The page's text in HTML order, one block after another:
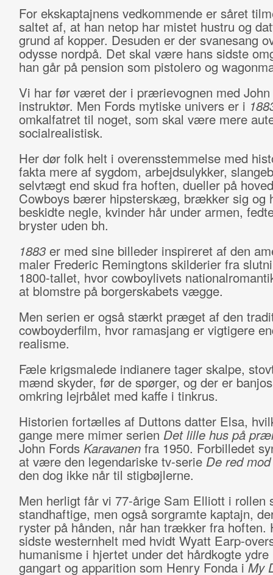
For ekskaptajnens vedkommende er såret
saltet af, at han netop har mistet hustru og
grund af kopper. Desuden er der svanesang
odysse nordpå. Det skal være hans sidste
han går på pension som pistolero og
Vi har før været der i prærievognen med John
instruktør. Men Fords mytiske univers er i
omkalfatret til noget, som skal være mere
socialrealistisk.
Her dør folk helt i overensstemmelse med
fakta mere af sygdom, arbejdsulykker,
selvtægt end skud fra hoften, dueller på
Cowboys bærer hipsterskæg, brækker sig og
beskidte negle, kvinder hår under armen,
bryster uden bh.
1883er med sine billeder inspireret af den
maler Frederic Remingtons skilderier fra
1800-tallet, hvor cowboylivets
at blomstre på borgerskabets vægge.
Men serien er også stærkt præget af den
cowboyderfilm, hvor ramasjang er vigtigere
realisme.
Fæle krigsmalede indianere tager skalpe,
mænd skyder, før de spørger, og der er
omkring lejrbålet med kaffe i tinkrus.
Historien fortælles af Duttons datter Elsa,
gange mere mimer serien Det lille hus på
John Fords Karavanenfra 1950. Forbilledet
at være den legendariske tv-serie De red
den dog ikke når til stigbøjlerne.
Men herligt får vi 77-årige Sam Elliott i rollen
standhaftige, men også sorgramte kaptajn,
ryster på hånden, når han trækker fra hoften.
sidste westernhelt med hvidt Wyatt Earp-
humanisme i hjertet under det hårdkogte
gangart og apparition som Henry Fonda iMy